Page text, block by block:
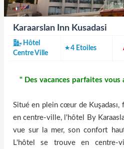
Karaarslan Inn Kusadasi
Hôtel
Centre Ville
4 Etoiles
" Des vacances parfaites vous
Situé en plein cœur de Kuşadası,
en centre-ville, l'hôtel By
vue sur la mer, son confort
L'hôtel se trouve en centre-